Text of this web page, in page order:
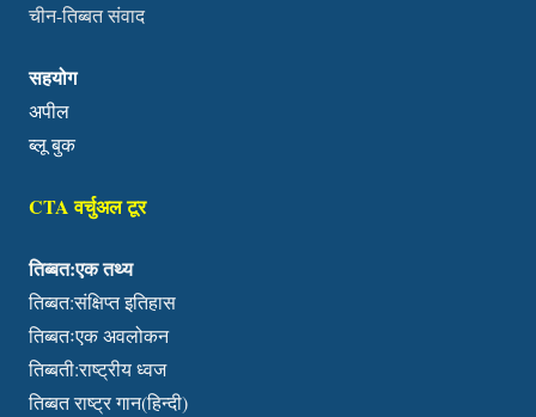
चीन-तिब्बत संवाद
सहयोग
अपील
ब्लू बुक
CTA वर्चुअल टूर
तिब्बत:एक तथ्य
तिब्बत:संक्षिप्त इतिहास
तिब्बतःएक अवलोकन
तिब्बती:राष्ट्रीय ध्वज
तिब्बत राष्ट्र गान(हिन्दी)